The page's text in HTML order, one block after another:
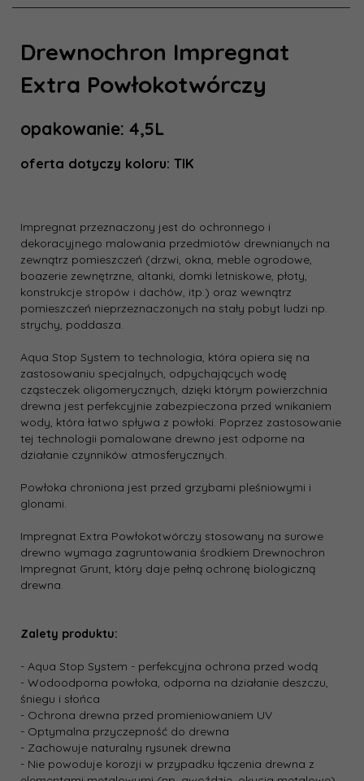
Drewnochron Impregnat
Extra Powłokotwórczy
opakowanie: 4,5L
oferta dotyczy koloru: TIK
Impregnat przeznaczony jest do ochronnego i
dekoracyjnego malowania przedmiotów drewnianych na
zewnątrz pomieszczeń (drzwi, okna, meble ogrodowe,
boazerie zewnętrzne, altanki, domki letniskowe, płoty,
konstrukcje stropów i dachów, itp.) oraz wewnątrz
pomieszczeń nieprzeznaczonych na stały pobyt ludzi np.
strychy, poddasza.
Aqua Stop System to technologia, która opiera się na
zastosowaniu specjalnych, odpychających wodę
cząsteczek oligomerycznych, dzięki którym powierzchnia
drewna jest perfekcyjnie zabezpieczona przed wnikaniem
wody, która łatwo spływa z powłoki. Poprzez zastosowanie
tej technologii pomalowane drewno jest odporne na
działanie czynników atmosferycznych.
Powłoka chroniona jest przed grzybami pleśniowymi i
glonami.
Impregnat Extra Powłokotwórczy stosowany na surowe
drewno wymaga zagruntowania środkiem Drewnochron
Impregnat Grunt, który daje pełną ochronę biologiczną
drewna.
Zalety produktu:
- Aqua Stop System - perfekcyjna ochrona przed wodą
- Wodoodporna powłoka, odporna na działanie deszczu,
śniegu i słońca
- Ochrona drewna przed promieniowaniem UV
- Optymalna przyczepność do drewna
- Zachowuje naturalny rysunek drewna
- Nie powoduje korozji w przypadku łączenia drewna z